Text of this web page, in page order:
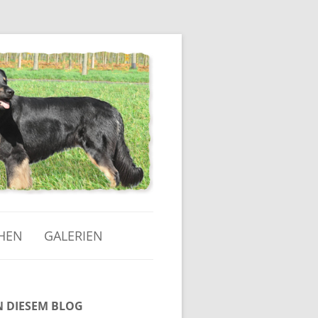
GALERIEN
Von der Geburt bis zur
DIESEM BLOG